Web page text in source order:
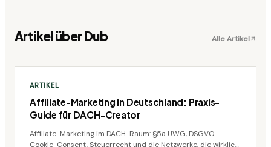
Artikel überDub Alle Artikel
ARTIKEL
Affiliate-Marketing in Deutschland: Praxis-
Guide für DACH-Creator
Affiliate-Marketing im DACH-Raum: §5a UWG, DSGVO-
Cookie-Consent, Steuerrecht und die Netzwerke, die wirklich